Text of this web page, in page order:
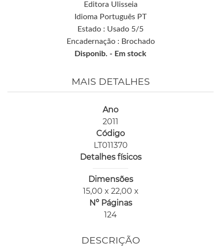
Editora Ulisseia
Idioma Português PT
Estado : Usado 5/5
Encadernação : Brochado
Disponib. - Em stock
MAIS DETALHES
Ano
2011
Código
LT011370
Detalhes físicos
Dimensões
15,00 x 22,00 x
Nº Páginas
124
DESCRIÇÃO